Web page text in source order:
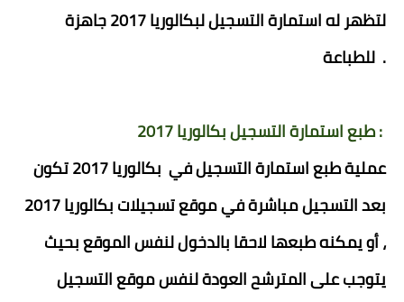
لتظهر له استمارة التسجيل لبكالوريا 2017 جاهزة
للطباعة .
طبع استمارة التسجيل بكالوريا 2017 :
عملية طبع استمارة التسجيل في بكالوريا 2017 تكون
بعد التسجيل مباشرة في موقع تسجيلات بكالوريا 2017
، أو يمكنه طبعها لاحقا بالدخول لنفس الموقع بحيث
يتوجب على المترشح العودة لنفس موقع التسجيل